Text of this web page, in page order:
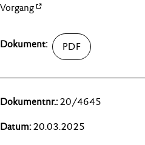
Vorgang
20/4645
20.03.2025